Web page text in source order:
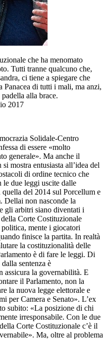
che ha menomato
Tutti tranne qualcuno che,
ci tiene a spiegare che
Panacea di tutti i mali, ma anzi,
alla brace.
2017
Solidale-Centro
di essere «molto
generale». Ma anche il
si mostra entusiasta all’idea del
di ordine tecnico che
le due leggi uscite dalle
del 2014 sul Porcellum e
Dellai non nasconde la
gli arbitri siano diventati i
Corte Costituzionale
mente i giocatori
finisce la partita. In realtà
la costituzionalità delle
è di fare le leggi. Di
sentenza è
assicura la governabilità. E
il Parlamento, non la
la nuova legge elettorale e
per Camera e Senato». L’ex
subito: «La posizione di chi
irresponsabile. Con le due
Corte Costituzionale c’è il
Ma, oltre al problema